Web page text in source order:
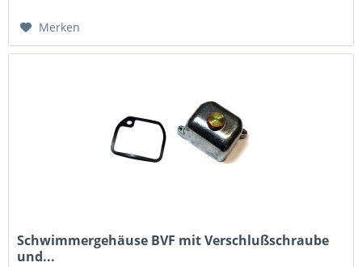
Merken
Schwimmergehäuse BVF mit Verschlußschraube
und...